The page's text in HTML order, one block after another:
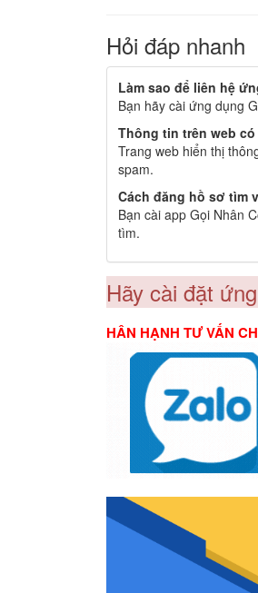
Hỏi đáp nhanh
Làm sao để liên hệ
Bạn hãy cài ứng dụng
Thông tin trên web
Trang web hiển thị
spam.
Cách đăng hồ sơ tìm
Bạn cài app Gọi Nhân
tìm.
Hãy cài đặt
HÂN HẠNH TƯ VẤN